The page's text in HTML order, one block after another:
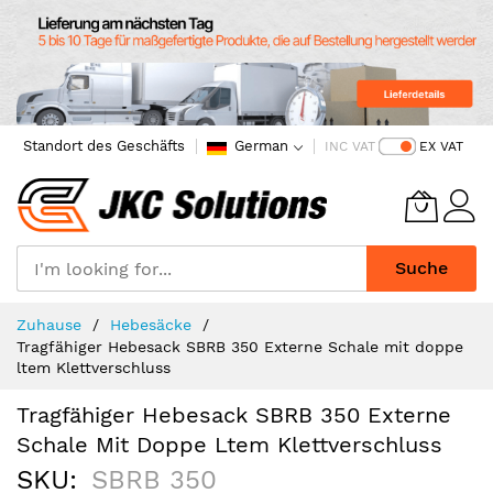
Standort des Geschäfts German INC VAT EX VAT
Suche
to
Content
Zuhause
Hebesäcke
Tragfähiger Hebesack SBRB 350 Externe Schale mit doppe
ltem Klettverschluss
Tragfähiger Hebesack SBRB 350 Externe
Schale Mit Doppe Ltem Klettverschluss
SKU SBRB 350